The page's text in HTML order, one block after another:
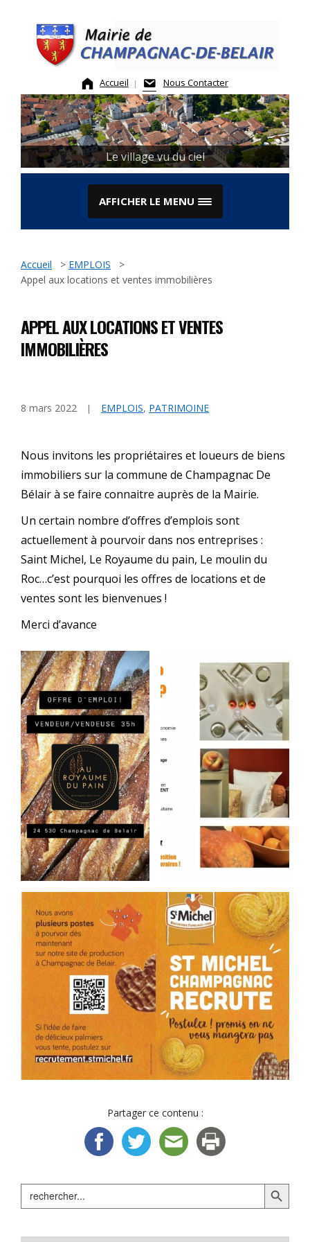
content
Accueil Nous Contacter
Le village vu du ciel
AFFICHER LE MENU
Accueil > EMPLOIS
>
Appel aux locations et ventes immobilières
Search Search Button
APPEL AUX LOCATIONS ET VENTES
IMMOBILIÈRES
8 mars 2022 EMPLOIS, PATRIMOINE
Nous invitons les propriétaires et loueurs de biens
immobiliers sur la commune de Champagnac De
Bélair à se faire connaitre auprès de la Mairie.
Un certain nombre d’offres d’emplois sont
actuellement à pourvoir dans nos entreprises :
Saint Michel, Le Royaume du pain, Le moulin du
Roc…c’est pourquoi les offres de locations et de
ventes sont les bienvenues !
Merci d’avance
Partager ce contenu :